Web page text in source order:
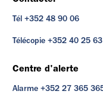
Tél +352 48 90 06
Télécopie +352 40 25 63
Centre d'alerte
Alarme +352 27 365